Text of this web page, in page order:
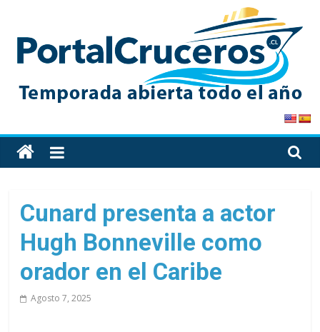
content
PortalCruceros
Toda
la
de
cruceros
en
un
solo
Cunard presenta a actor
Hugh Bonneville como
orador en el Caribe
Agosto 7, 2025